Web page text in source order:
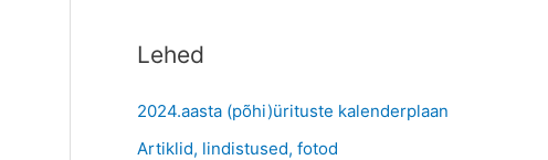
Lehed
2024.aasta (põhi)ürituste kalenderplaan
Artiklid, lindistused, fotod